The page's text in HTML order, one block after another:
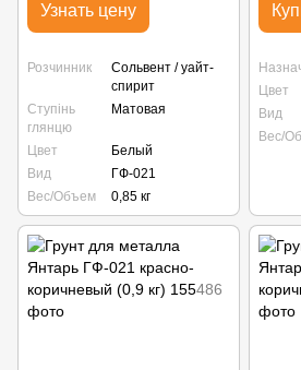
Узнать цену
Розчинник
Сольвент / уайт-
спирит
Ступінь
глянцю
Матовая
Цвет
Белый
Вид
ГФ-021
Вес/Объем
0,85 кг
Цвет
Вид
Вес/